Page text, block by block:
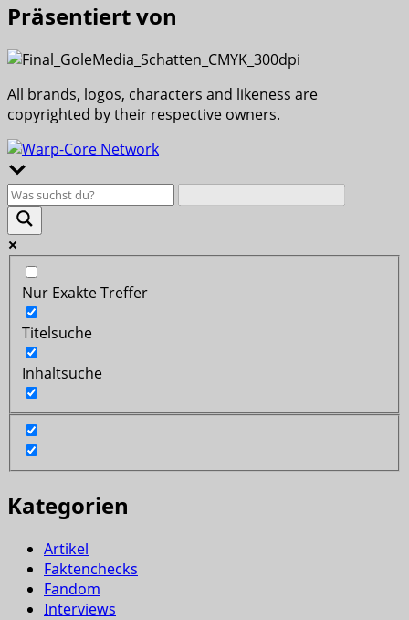
Präsentiert von
All brands, logos, characters and likeness are
copyrighted by their respective owners.
Nur Exakte Treffer
Titelsuche
Inhaltsuche
Kategorien
Artikel
Faktenchecks
Fandom
Interviews